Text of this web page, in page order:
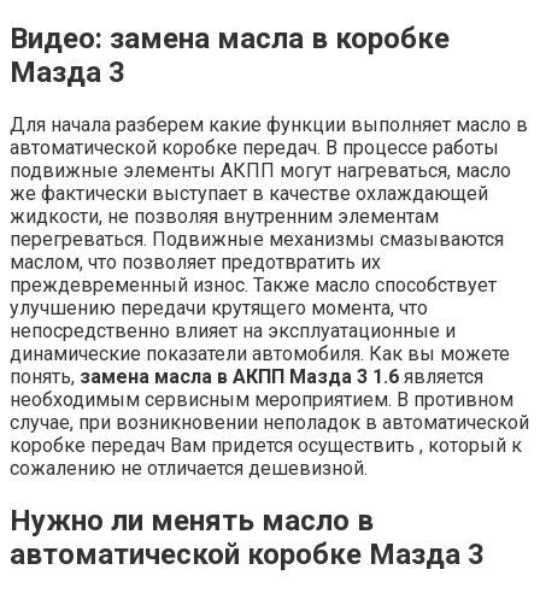
Видео: замена масла в коробке
Мазда 3
Для начала разберем какие функции выполняет масло в
автоматической коробке передач. В процессе работы
подвижные элементы АКПП могут нагреваться, масло
же фактически выступает в качестве охлаждающей
жидкости, не позволяя внутренним элементам
перегреваться. Подвижные механизмы смазываются
маслом, что позволяет предотвратить их
преждевременный износ. Также масло способствует
улучшению передачи крутящего момента, что
непосредственно влияет на эксплуатационные и
динамические показатели автомобиля. Как вы можете
понять, замена масла в АКПП Мазда 3 1.6 является
необходимым сервисным мероприятием. В противном
случае, при возникновении неполадок в автоматической
коробке передач Вам придется осуществить , который к
сожалению не отличается дешевизной.
Нужно ли менять масло в
автоматической коробке Мазда 3